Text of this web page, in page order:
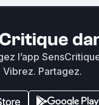
l’app
Partagez.